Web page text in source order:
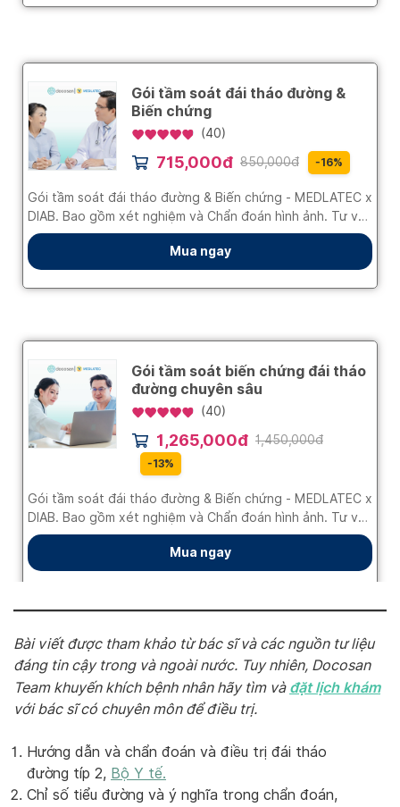
Bài viết được tham khảo từ bác sĩ và các nguồn tư liệu
đáng tin cậy trong và ngoài nước. Tuy nhiên, Docosan
Team khuyến khích bệnh nhân hãy tìm và đặt lịch khám
với bác sĩ có chuyên môn để điều trị.
Hướng dẫn và chẩn đoán và điều trị đái tháo
đường típ 2, Bộ Y tế.
Chỉ số tiểu đường và ý nghĩa trong chẩn đoán,